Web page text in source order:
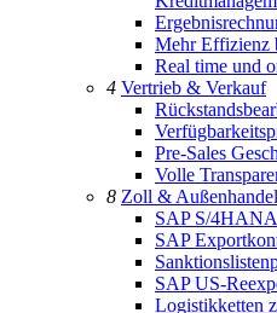
Mehr Effizienz
Real time und
4 Vertrieb & Verkauf
Pre-Sales
Volle
8 Zoll & Außenhandel
SAP S/
SAP
SAP US-
Logistikketten